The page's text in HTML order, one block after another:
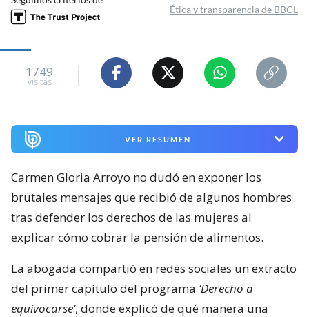
Ética y transparencia de BBCL
1749
visitas
VER RESUMEN
Carmen Gloria Arroyo no dudó en exponer los
brutales mensajes que recibió de algunos hombres
tras defender los derechos de las mujeres al
explicar cómo cobrar la pensión de alimentos.
La abogada compartió en redes sociales un extracto
del primer capítulo del programa ‘Derecho a
equivocarse’, donde explicó de qué manera una